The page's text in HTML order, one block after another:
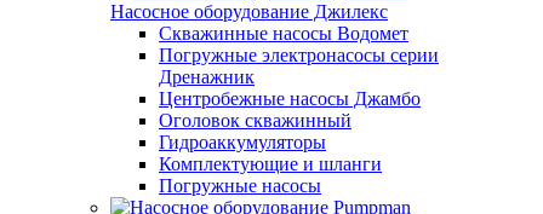
Насосное оборудование Джилекс
Скважинные насосы Водомет
Погружные электронасосы серии
Дренажник
Центробежные насосы Джамбо
Оголовок скважинный
Гидроаккумуляторы
Комплектующие и шланги
Погружные насосы